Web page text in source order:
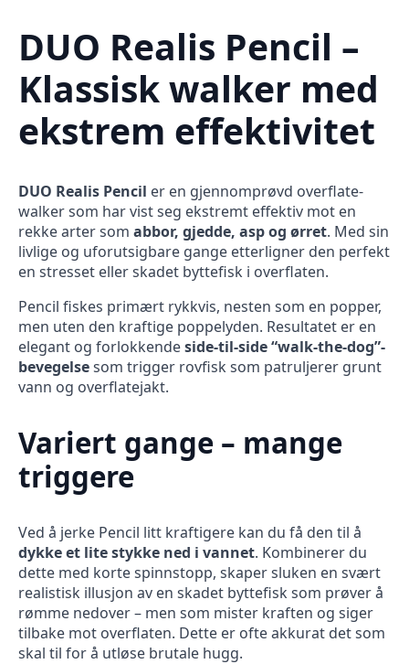
DUO Realis Pencil –
Klassisk walker med
ekstrem effektivitet
DUO Realis Pencil er en gjennomprøvd overflate-
walker som har vist seg ekstremt effektiv mot en
rekke arter som abbor, gjedde, asp og ørret. Med sin
livlige og uforutsigbare gange etterligner den perfekt
en stresset eller skadet byttefisk i overflaten.
Pencil fiskes primært rykkvis, nesten som en popper,
men uten den kraftige poppelyden. Resultatet er en
elegant og forlokkendeside-til-side “walk-the-dog”-
bevegelsesom trigger rovfisk som patruljerer grunt
vann og overflatejakt.
Variert gange – mange
triggere
Ved å jerke Pencil litt kraftigere kan du få den til å
dykke et lite stykke ned i vannet. Kombinerer du
dette med korte spinnstopp, skaper sluken en svært
realistisk illusjon av en skadet byttefisk som prøver å
rømme nedover – men som mister kraften og siger
tilbake mot overflaten. Dette er ofte akkurat det som
skal til for å utløse brutale hugg.